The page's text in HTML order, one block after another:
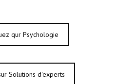
qur Psychologie
Solutions d'experts